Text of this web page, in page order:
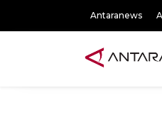
Antaranews